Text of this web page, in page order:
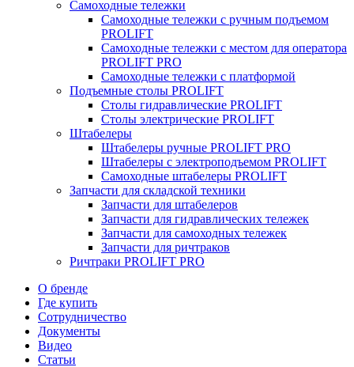
Самоходные тележки
Самоходные тележки с ручным подъемом
PROLIFT
Самоходные тележки с местом для оператора
PROLIFT PRO
Самоходные тележки с платформой
Подъемные столы PROLIFT
Столы гидравлические PROLIFT
Столы электрические PROLIFT
Штабелеры
Штабелеры ручные PROLIFT PRO
Штабелеры с электроподъемом PROLIFT
Самоходные штабелеры PROLIFT
Запчасти для складской техники
Запчасти для штабелеров
Запчасти для гидравлических тележек
Запчасти для самоходных тележек
Запчасти для ричтраков
Ричтраки PROLIFT PRO
О бренде
Где купить
Сотрудничество
Документы
Видео
Статьи